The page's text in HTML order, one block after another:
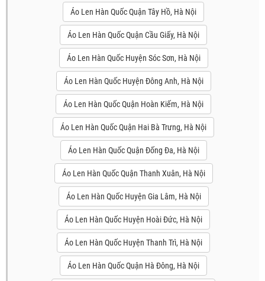
Áo Len Hàn Quốc Quận Tây Hồ, Hà Nội
Áo Len Hàn Quốc Quận Cầu Giấy, Hà Nội
Áo Len Hàn Quốc Huyện Sóc Sơn, Hà Nội
Áo Len Hàn Quốc Huyện Đông Anh, Hà Nội
Áo Len Hàn Quốc Quận Hoàn Kiếm, Hà Nội
Áo Len Hàn Quốc Quận Hai Bà Trưng, Hà Nội
Áo Len Hàn Quốc Quận Đống Đa, Hà Nội
Áo Len Hàn Quốc Quận Thanh Xuân, Hà Nội
Áo Len Hàn Quốc Huyện Gia Lâm, Hà Nội
Áo Len Hàn Quốc Huyện Hoài Đức, Hà Nội
Áo Len Hàn Quốc Huyện Thanh Trì, Hà Nội
Áo Len Hàn Quốc Quận Hà Đông, Hà Nội